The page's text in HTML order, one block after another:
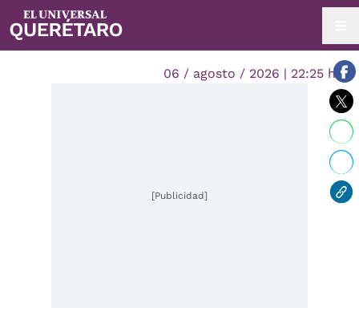
06 / agosto / 2026 | 22:25 hrs.
[Publicidad]